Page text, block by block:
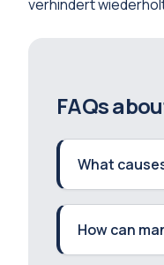
verhindert
FAQs
What
How can